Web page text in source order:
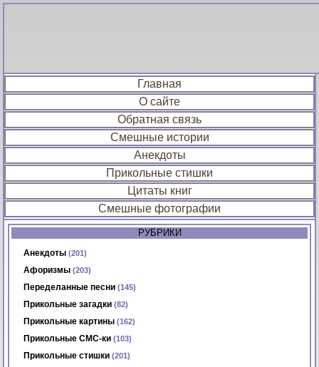
Главная
О сайте
Обратная связь
Смешные истории
Анекдоты
Прикольные стишки
Цитаты книг
Смешные фотографии
РУБРИКИ
Анекдоты (201)
Афоризмы (203)
Переделанные песни (145)
Прикольные загадки (82)
Прикольные картины (162)
Прикольные СМС-ки (103)
Прикольные стишки (201)